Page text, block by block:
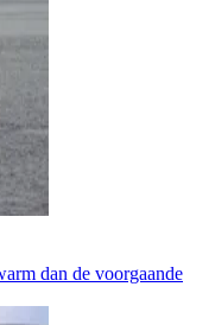
dan de voorgaande